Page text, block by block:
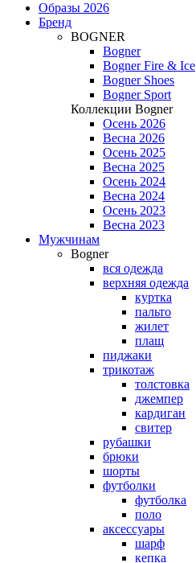
Образы 2026
Бренд
BOGNER
Bogner
Bogner Fire & Ice
Bogner Shoes
Bogner Sport
Коллекции Bogner
Осень 2026
Весна 2026
Осень 2025
Весна 2025
Осень 2024
Весна 2024
Осень 2023
Весна 2023
Мужчинам
Bogner
вся одежда
верхняя одежда
куртка
пальто
жилет
плащ
пиджаки
трикотаж
толстовка
джемпер
кардиган
свитер
рубашки
брюки
шорты
футболки
футболка
поло
аксессуары
шарф
кепка